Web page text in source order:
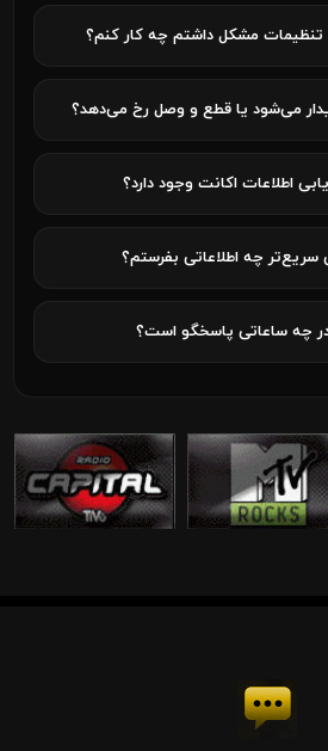
تنظیمات مشکل داشتم چه کار کنم؟
می‌شود یا قطع و وصل رخ می‌دهد؟
اطلاعات اکانت وجود دارد؟
سریع‌تر چه اطلاعاتی بفرستم؟
چه ساعاتی پاسخگو است؟